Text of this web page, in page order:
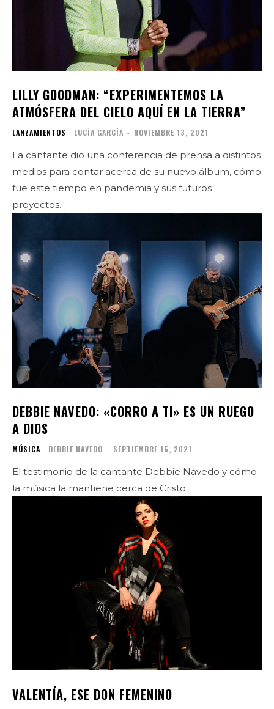
LILLY GOODMAN: “EXPERIMENTEMOS LA
ATMÓSFERA DEL CIELO AQUÍ EN LA TIERRA”
LANZAMIENTOS LUCÍA GARCÍA - NOVIEMBRE 13, 2021
La cantante dio una conferencia de prensa a distintos
medios para contar acerca de su nuevo álbum, cómo
fue este tiempo en pandemia y sus futuros
proyectos.
DEBBIE NAVEDO: «CORRO A TI» ES UN RUEGO
A DIOS
MÚSICA DEBBIE NAVEDO - SEPTIEMBRE 15, 2021
El testimonio de la cantante Debbie Navedo y cómo
la música la mantiene cerca de Cristo
VALENTÍA, ESE DON FEMENINO